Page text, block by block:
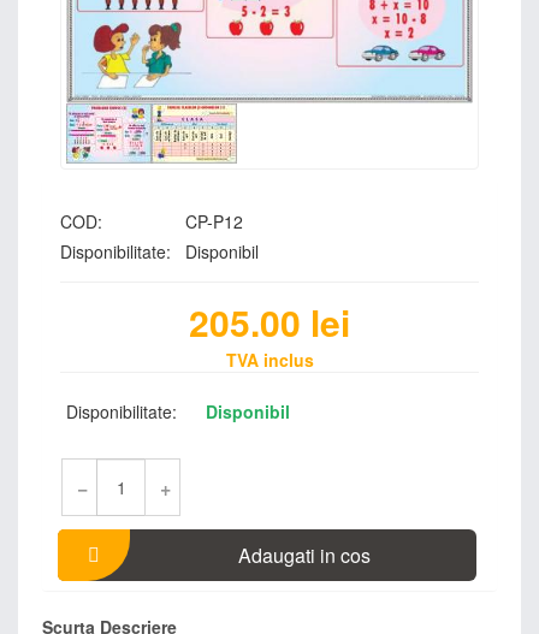
COD:
CP-P12
Disponibilitate:
Disponibil
205.00 lei
TVA inclus
Disponibilitate: Disponibil
− +
Adaugati in cos
Scurta Descriere